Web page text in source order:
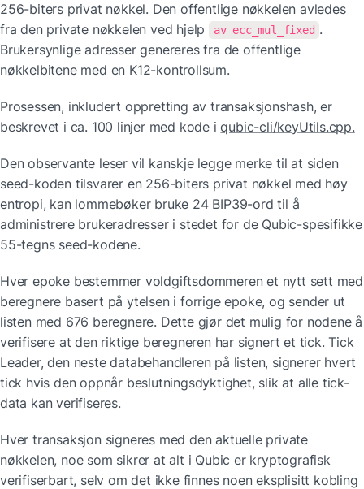
256-biters privat nøkkel. Den offentlige nøkkelen avledes
fra den private nøkkelen ved hjelp
av ecc_mul_fixed .
Brukersynlige adresser genereres fra de offentlige
nøkkelbitene med en K12-kontrollsum.
Prosessen, inkludert oppretting av transaksjonshash, er
beskrevet i ca. 100 linjer med kode i qubic-cli/keyUtils.cpp.
Den observante leser vil kanskje legge merke til at siden
seed-koden tilsvarer en 256-biters privat nøkkel med høy
entropi, kan lommebøker bruke 24 BIP39-ord til å
administrere brukeradresser i stedet for de Qubic-spesifikke
55-tegns seed-kodene.
Hver epoke bestemmer voldgiftsdommeren et nytt sett med
beregnere basert på ytelsen i forrige epoke, og sender ut
listen med 676 beregnere. Dette gjør det mulig for nodene å
verifisere at den riktige beregneren har signert et tick. Tick
Leader, den neste databehandleren på listen, signerer hvert
tick hvis den oppnår beslutningsdyktighet, slik at alle tick-
data kan verifiseres.
Hver transaksjon signeres med den aktuelle private
nøkkelen, noe som sikrer at alt i Qubic er kryptografisk
verifiserbart, selv om det ikke finnes noen eksplisitt kobling